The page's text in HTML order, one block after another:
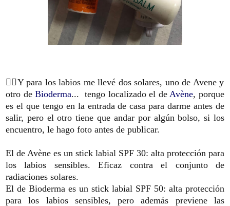
🏊‍♀️Y para los labios me llevé dos solares, uno de Avene y
otro deBioderma... tengo localizado el de Avène, porque
es el que tengo en la entrada de casa para darme antes de
salir, pero el otro tiene que andar por algún bolso, si los
encuentro, le hago foto antes de publicar.
El de Avène es un stick labial SPF 30: alta protección para
los labios sensibles. Eficaz contra el conjunto de
radiaciones solares.
El de Bioderma es un stick labial SPF 50: alta protección
para los labios sensibles, pero además previene las